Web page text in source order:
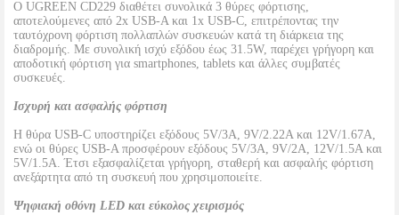
Ο UGREEN CD229 διαθέτει συνολικά 3 θύρες φόρτισης,
αποτελούμενες από 2x USB-A και 1x USB-C, επιτρέποντας την
ταυτόχρονη φόρτιση πολλαπλών συσκευών κατά τη διάρκεια της
διαδρομής. Με συνολική ισχύ εξόδου έως 31.5W, παρέχει γρήγορη και
αποδοτική φόρτιση για smartphones, tablets και άλλες συμβατές
συσκευές.
Ισχυρή και ασφαλής φόρτιση
Η θύρα USB-C υποστηρίζει εξόδους 5V/3A, 9V/2.22A και 12V/1.67A,
ενώ οι θύρες USB-A προσφέρουν εξόδους 5V/3A, 9V/2A, 12V/1.5A και
5V/1.5A. Έτσι εξασφαλίζεται γρήγορη, σταθερή και ασφαλής φόρτιση
ανεξάρτητα από τη συσκευή που χρησιμοποιείτε.
Ψηφιακή οθόνη LED και εύκολος χειρισμός